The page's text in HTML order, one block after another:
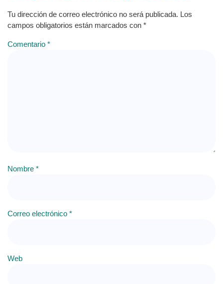
Tu dirección de correo electrónico no será publicada. Los
campos obligatorios están marcados con *
Comentario *
Nombre *
Correo electrónico *
Web